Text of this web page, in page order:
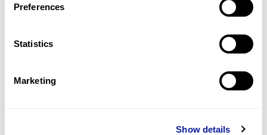
Preferences
Statistics
Marketing
Show details
최신 유전학 정보 제공
블로그와 뉴스레터를 통해 최신 유전학 정보를 제공해 드립니다.
쓰리빌리언은 유전자 진단에 필요한 여러 기술의 개발과 도입에 힘쓰고 있습니